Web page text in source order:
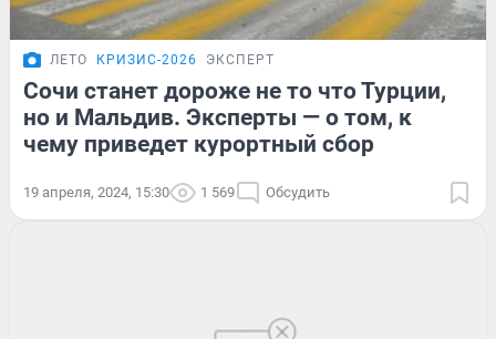
ЛЕТО КРИЗИС-2026 ЭКСПЕРТ
Сочи станет дороже не то что Турции,
но и Мальдив. Эксперты — о том, к
чему приведет курортный сбор
19 апреля, 2024, 15:30 1 569 Обсудить